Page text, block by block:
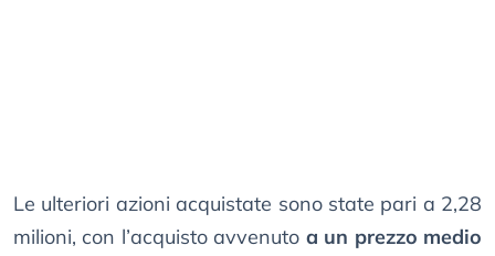
Le ulteriori azioni acquistate sono state pari a 2,28
milioni, con l’acquisto avvenuto a un prezzo medio